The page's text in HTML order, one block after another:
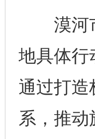
漠河市
地具体行
通过打造
系，推动